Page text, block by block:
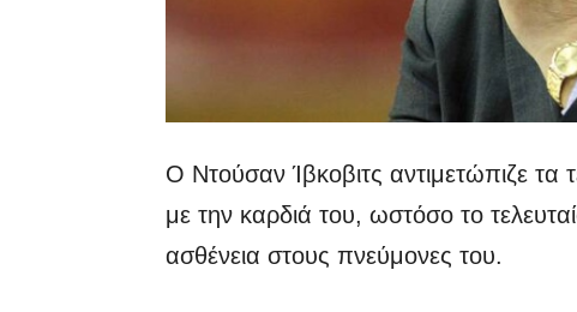
Ο Ντούσαν Ίβκοβιτς αντιμετώπιζε τα
με την καρδιά του, ωστόσο το
ασθένεια στους πνεύμονες του.